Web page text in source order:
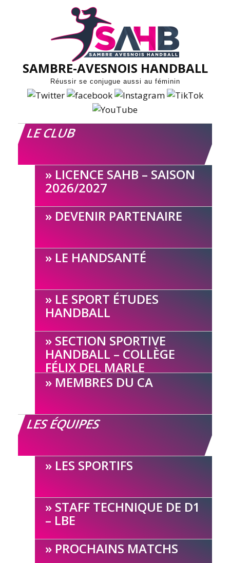
SAMBRE-AVESNOIS HANDBALL
Réussir se conjugue aussi au féminin
LE CLUB
LICENCE SAHB – SAISON
2026/2027
DEVENIR PARTENAIRE
LE HANDSANTÉ
LE SPORT ÉTUDES
HANDBALL
SECTION SPORTIVE
HANDBALL – COLLÈGE
FÉLIX DEL MARLE
MEMBRES DU CA
LES ÉQUIPES
LES SPORTIFS
STAFF TECHNIQUE DE D1
– LBE
PROCHAINS MATCHS